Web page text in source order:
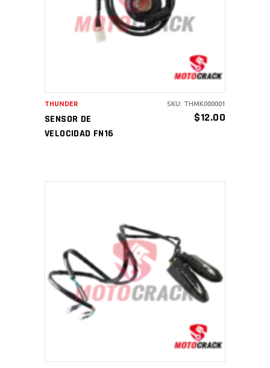
AÑADIR AL CARRITO
SENSOR DE
VELOCIDAD FN16
$12.00
THUNDER SKU: THMK000001
AÑADIR AL CARRITO